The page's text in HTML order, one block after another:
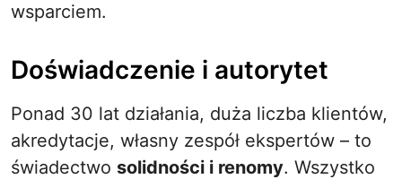
wsparciem.
Doświadczenie i autorytet
Ponad 30 lat działania, duża liczba klientów,
akredytacje, własny zespół ekspertów – to
świadectwo solidności i renomy. Wszystko